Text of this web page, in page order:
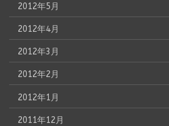
2012年5月
2012年4月
2012年3月
2012年2月
2012年1月
2011年12月